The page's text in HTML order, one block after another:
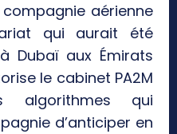
aérienne
qui aurait été
Dubaï aux Émirats
le cabinet PA2M
algorithmes qui
d’anticiper en